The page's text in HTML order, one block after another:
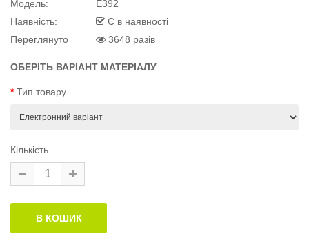
матеріал
Модель:
E392
Наявність:
Є в наявності
Переглянуто
3648 разів
ОБЕРІТЬ ВАРІАНТ МАТЕРІАЛУ
Тип товару
Кількість